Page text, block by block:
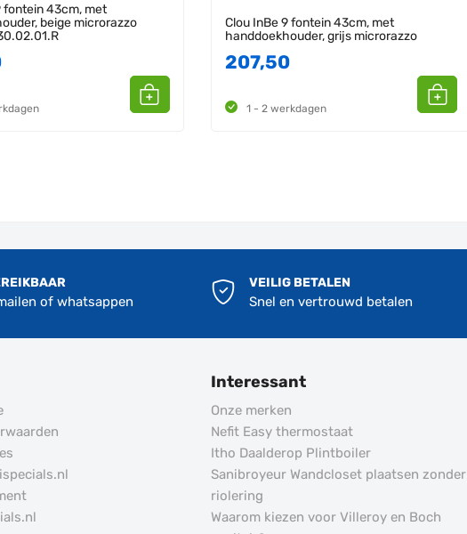
fontein 43cm, met
beige microrazzo
Clou InBe 9 fontein 43cm, met
handdoekhouder, grijs microrazzo
207,50
1 - 2 werkdagen
of whatsappen
VEILIG BETALEN
Snel en vertrouwd betalen
Interessant
Onze merken
Nefit Easy thermostaat
Itho Daalderop Plintboiler
Sanibroyeur Wandcloset plaatsen zonder
riolering
Waarom kiezen voor Villeroy en Boch